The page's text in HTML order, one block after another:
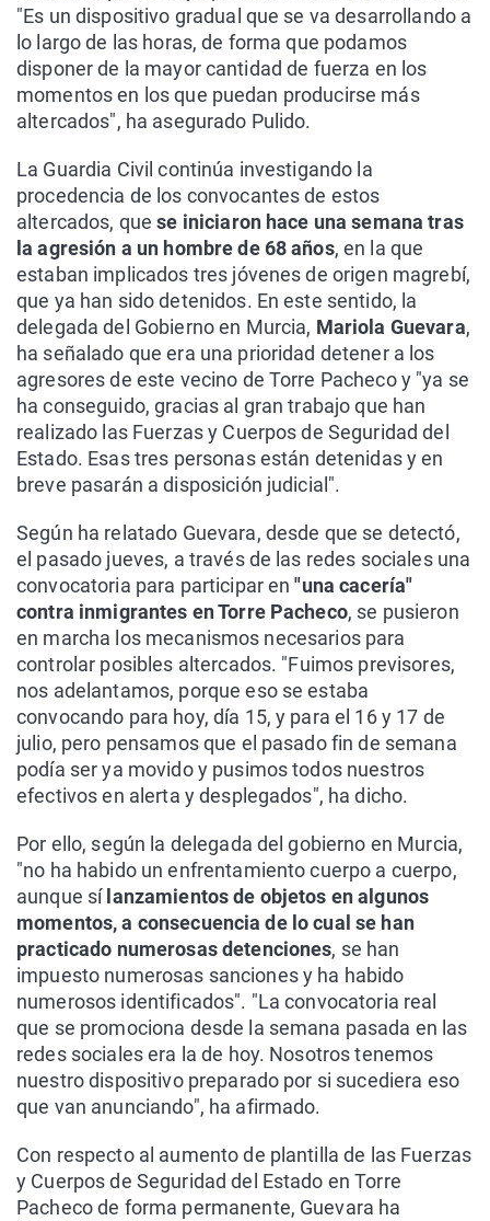
"Es un dispositivo gradual que se va desarrollando a
lo largo de las horas, de forma que podamos
disponer de la mayor cantidad de fuerza en los
momentos en los que puedan producirse más
altercados", ha asegurado Pulido.
La Guardia Civil continúa investigando la
procedencia de los convocantes de estos
altercados, que se iniciaron hace una semana tras
la agresión a un hombre de 68 años, en la que
estaban implicados tres jóvenes de origen magrebí,
que ya han sido detenidos. En este sentido, la
delegada del Gobierno en Murcia, Mariola Guevara,
ha señalado que era una prioridad detener a los
agresores de este vecino de Torre Pacheco y "ya se
ha conseguido, gracias al gran trabajo que han
realizado las Fuerzas y Cuerpos de Seguridad del
Estado. Esas tres personas están detenidas y en
breve pasarán a disposición judicial".
Según ha relatado Guevara, desde que se detectó,
el pasado jueves, a través de las redes sociales una
convocatoria para participar en"una cacería"
contra inmigrantes en Torre Pacheco, se pusieron
en marcha los mecanismos necesarios para
controlar posibles altercados. "Fuimos previsores,
nos adelantamos, porque eso se estaba
convocando para hoy, día 15, y para el 16 y 17 de
julio, pero pensamos que el pasado fin de semana
podía ser ya movido y pusimos todos nuestros
efectivos en alerta y desplegados", ha dicho.
Por ello, según la delegada del gobierno en Murcia,
"no ha habido un enfrentamiento cuerpo a cuerpo,
aunque sí lanzamientos de objetos en algunos
momentos, a consecuencia de lo cual se han
practicado numerosas detenciones, se han
impuesto numerosas sanciones y ha habido
numerosos identificados". "La convocatoria real
que se promociona desde la semana pasada en las
redes sociales era la de hoy. Nosotros tenemos
nuestro dispositivo preparado por si sucediera eso
que van anunciando", ha afirmado.
Con respecto al aumento de plantilla de las Fuerzas
y Cuerpos de Seguridad del Estado en Torre
Pacheco de forma permanente, Guevara ha